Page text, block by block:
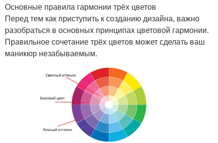
Основные правила гармонии трёх цветов
Перед тем как приступить к созданию дизайна, важно
разобраться в основных принципах цветовой гармонии.
Правильное сочетание трёх цветов может сделать ваш
маникюр незабываемым.